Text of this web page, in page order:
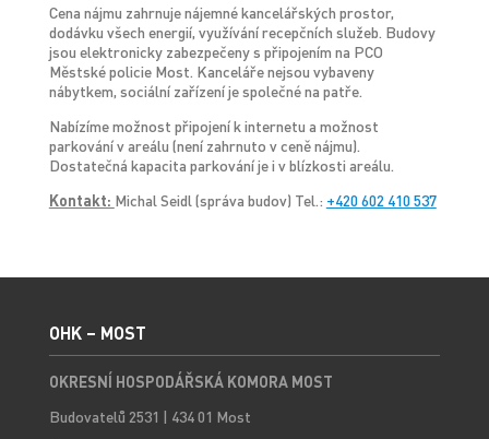
Cena nájmu zahrnuje nájemné kancelářských prostor,
dodávku všech energií, využívání recepčních služeb. Budovy
jsou elektronicky zabezpečeny s připojením na PCO
Městské policie Most. Kanceláře nejsou vybaveny
nábytkem, sociální zařízení je společné na patře.
Nabízíme možnost připojení k internetu a možnost
parkování v areálu (není zahrnuto v ceně nájmu).
Dostatečná kapacita parkování je i v blízkosti areálu.
Kontakt: Michal Seidl (správa budov) Tel.: +420 602 410 537
OHK – MOST
OKRESNÍ HOSPODÁŘSKÁ KOMORA MOST
Budovatelů 2531 | 434 01 Most